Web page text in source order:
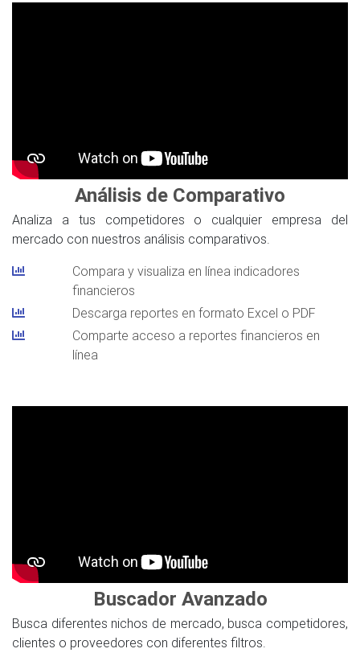
Análisis de Comparativo
Analiza a tus competidores o cualquier empresa del
mercado con nuestros análisis comparativos.
Compara y visualiza en línea indicadores
financieros
Descarga reportes en formato Excel o PDF
Comparte acceso a reportes financieros en
línea
Buscador Avanzado
Busca diferentes nichos de mercado, busca competidores,
clientes o proveedores con diferentes filtros.